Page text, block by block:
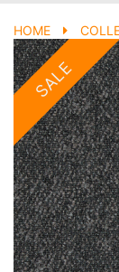
HOME
SALE